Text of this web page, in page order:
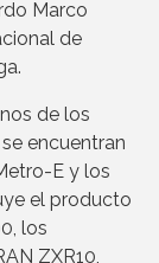
Marco
de
de los
encuentran
E y los
el producto
los
ZXR10,